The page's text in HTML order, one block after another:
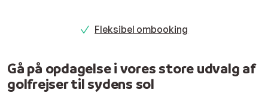
Fleksibel ombooking
Gå på opdagelse i vores store udvalg af
golfrejser til sydens sol